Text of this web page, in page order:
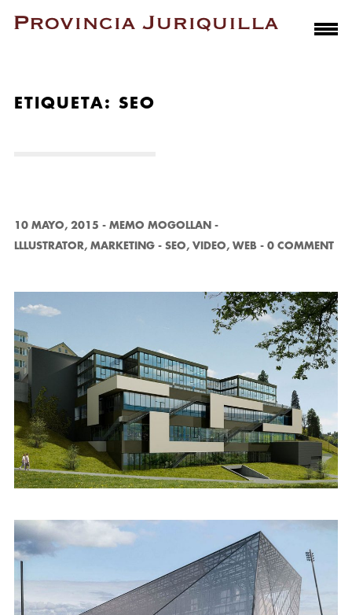
ETIQUETA: SEO
10 MAYO, 2015 - MEMO MOGOLLAN -
LLLUSTRATOR, MARKETING - SEO, VIDEO, WEB - 0 COMMENT